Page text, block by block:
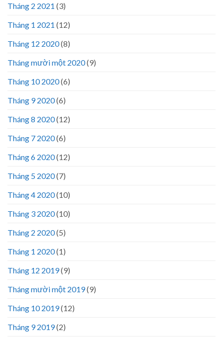
Tháng 2 2021 (3)
Tháng 1 2021 (12)
Tháng 12 2020(8)
Tháng mười một 2020(9)
Tháng 10 2020(6)
Tháng 9 2020(6)
Tháng 8 2020(12)
Tháng 7 2020(6)
Tháng 6 2020(12)
Tháng 5 2020(7)
Tháng 4 2020(10)
Tháng 3 2020(10)
Tháng 2 2020(5)
Tháng 1 2020(1)
Tháng 12 2019(9)
Tháng mười một 2019(9)
Tháng 10 2019(12)
Tháng 9 2019(2)